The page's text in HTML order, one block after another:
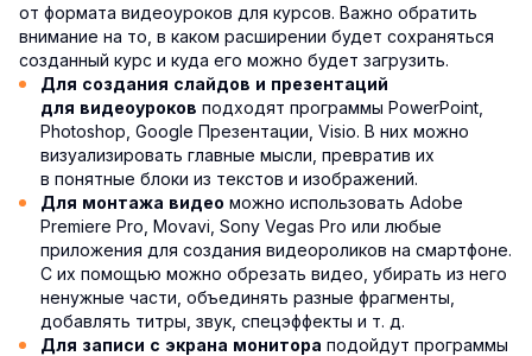
от формата видеоуроков для курсов. Важно обратить
внимание на то, в каком расширении будет сохраняться
созданный курс и куда его можно будет загрузить.
Для создания слайдов и презентаций
для видеоуроков подходят программы PowerPoint,
Photoshop, Google Презентации, Visio. В них можно
визуализировать главные мысли, превратив их
в понятные блоки из текстов и изображений.
Для монтажа видео можно использовать Adobe
Premiere Pro, Movavi, Sony Vegas Pro или любые
приложения для создания видеороликов на смартфоне.
С их помощью можно обрезать видео, убирать из него
ненужные части, объединять разные фрагменты,
добавлять титры, звук, спецэффекты и т. д.
Для записи с экрана монитора подойдут программы